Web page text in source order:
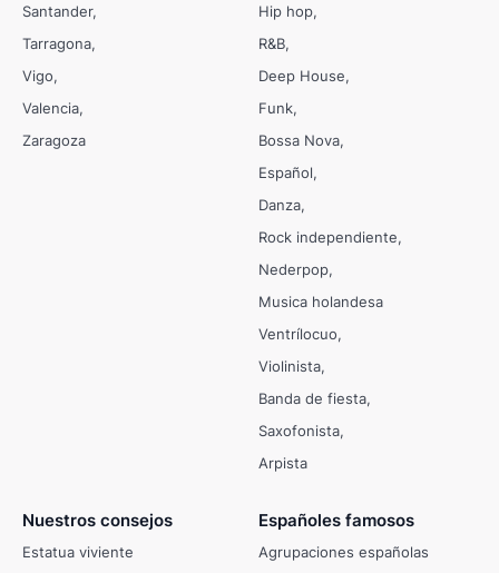
Santander
Tarragona
Vigo
Valencia
Zaragoza
Hip hop
R&B
Deep House
Funk
Bossa Nova
Español
Danza
Rock independiente
Nederpop
Musica holandesa
Ventrílocuo
Violinista
Banda de fiesta
Saxofonista
Arpista
Nuestros consejos
Estatua viviente
Españoles famosos
Agrupaciones españolas